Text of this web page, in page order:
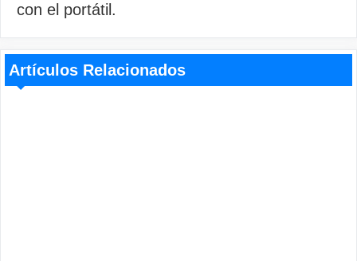
con el portátil.
Artículos Relacionados